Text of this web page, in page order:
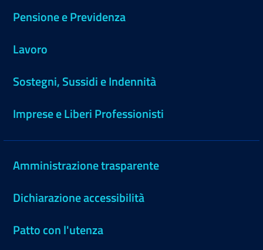
Pensione e Previdenza
Lavoro
Sostegni, Sussidi e Indennità
Imprese e Liberi Professionisti
Amministrazione trasparente
Dichiarazione accessibilità
Patto con l'utenza